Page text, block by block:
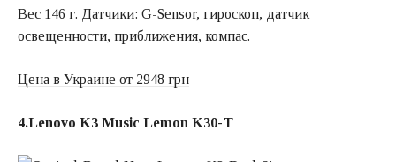
Вес 146 г. Датчики: G-Sensor, гироскоп, датчик
освещенности, приближения, компас.
Цена в Украине от 2948 грн
4.Lenovo K3 Music Lemon K30-T